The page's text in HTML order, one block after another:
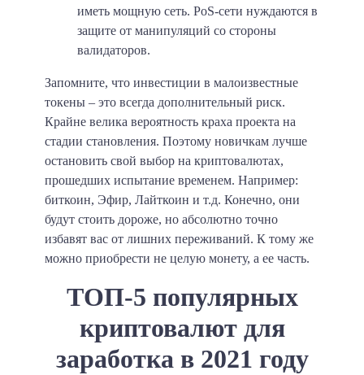
иметь мощную сеть. PoS-сети нуждаются в
защите от манипуляций со стороны
валидаторов.
Запомните, что инвестиции в малоизвестные
токены – это всегда дополнительный риск.
Крайне велика вероятность краха проекта на
стадии становления. Поэтому новичкам лучше
остановить свой выбор на криптовалютах,
прошедших испытание временем. Например:
биткоин, Эфир, Лайткоин и т.д. Конечно, они
будут стоить дороже, но абсолютно точно
избавят вас от лишних переживаний. К тому же
можно приобрести не целую монету, а ее часть.
ТОП-5 популярных
криптовалют для
заработка в 2021 году